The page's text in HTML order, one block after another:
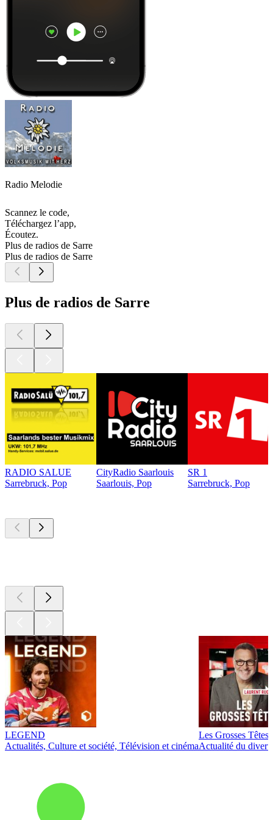
Radio Melodie
Scannez le code,
Téléchargez l’app,
Écoutez.
Plus de radios de Sarre
Plus de radios de Sarre
Plus de radios de Sarre
RADIO SALUE
Sarrebruck, Pop
CityRadio Saarlouis
Saarlouis, Pop
SR 1
Sarrebruck, Pop
LEGEND
Actualités, Culture et société, Télévision et cinéma
Les Grosses Têtes
Actualité du